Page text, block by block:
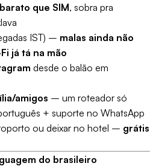
que SIM, sobra pra
IST) – malas ainda não
já tá na mão
desde o balão em
amigos – um roteador só
+ suporte no WhatsApp
ou deixar no hotel – grátis
do brasileiro